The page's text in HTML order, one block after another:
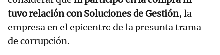
tuvo relación con Soluciones de Gestión, la
empresa en el epicentro de la presunta trama
de corrupción.